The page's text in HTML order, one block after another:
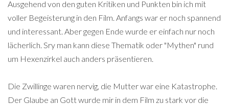
Ausgehend von den guten Kritiken und Punkten bin ich mit
voller Begeisterung in den Film. Anfangs war er noch spannend
und interessant. Aber gegen Ende wurde er einfach nur noch
lächerlich. Sry man kann diese Thematik oder "Mythen" rund
um Hexenzirkel auch anders präsentieren.
Die Zwillinge waren nervig, die Mutter war eine Katastrophe.
Der Glaube an Gott wurde mir in dem Film zu stark vor die